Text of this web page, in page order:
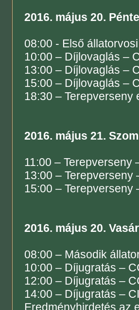
2016. május 20.
08:00 - Első
10:00 – Díjlovaglás –
13:00 – Díjlovaglás –
15:00 – Díjlovaglás –
18:30 – Terepverseny
2016. május 21.
11:00 – Terepverseny
13:00 – Terepverseny
15:00 – Terepverseny
2016. május 20.
08:00 – Második
10:00 – Díjugratás –
12:00 – Díjugratás –
14:00 – Díjugratás –
Eredményhirdetés az